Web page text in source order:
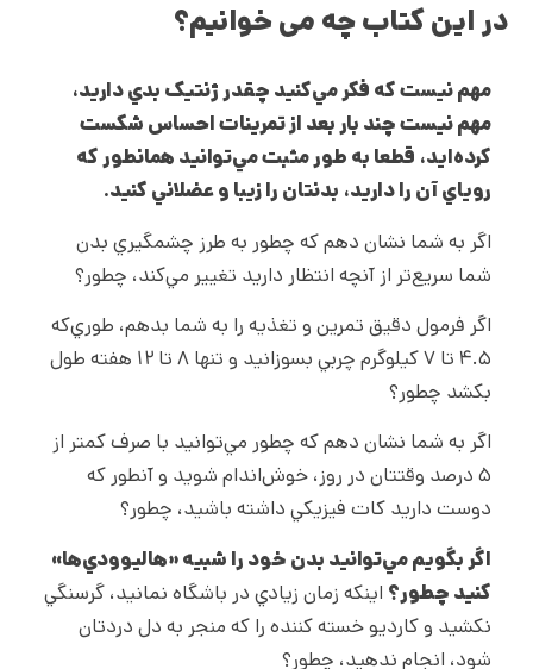
در این کتاب چه می خوانیم؟
مهم نيست که فکر ميکنيد چقدر ژنتيک بدي داريد،
مهم نيست چند بار بعد از تمرينات احساس شکست
کردهايد، قطعا به طور مثبت ميتوانيد همانطور که
روياي آن را داريد، بدنتان را زيبا و عضلاني کنيد.
اگر به شما نشان دهم که چطور به طرز چشمگيري بدن
شما سريع‌تر از آنچه انتظار داريد تغيير مي‌کند، چطور؟
اگر فرمول دقيق تمرين و تغذيه را به شما بدهم، طوري‌که
۴.۵ تا ۷ کيلوگرم چربي بسوزانيد و تنها ۸ تا ۱۲ هفته طول
بکشد چطور؟
اگر به شما نشان دهم که چطور مي‌توانيد با صرف کمتر از
۵ درصد وقتتان در روز، خوش‌اندام شويد و آنطور که
دوست داريد کات فيزيکي داشته باشيد، چطور؟
اگر بگويم ميتوانيد بدن خود را شبيه «هاليووديها»
کنيد چطور؟ اينکه زمان زيادي در باشگاه نمانيد، گرسنگي
نکشيد و کارديو خسته کننده را که منجر به دل دردتان
شود، انجام ندهيد، چطور؟